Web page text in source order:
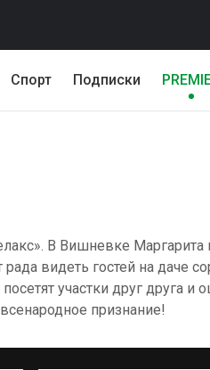
Спорт Подписки
В Вишневке Маргарита
видеть гостей на даче
участки друг друга и
признание!